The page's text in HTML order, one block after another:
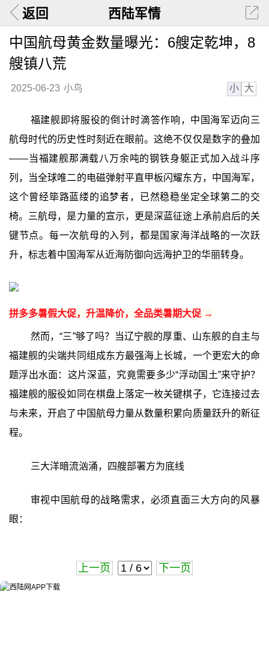
返回 西陆军情
中国航母黄金数量曝光：6艘定乾坤，8
艘镇八荒
2025-06-23 小鸟 小 大
福建舰即将服役的倒计时滴答作响，中国海军迈向三
航母时代的历史性时刻近在眼前。这绝不仅仅是数字的叠加
——当福建舰那满载八万余吨的钢铁身躯正式加入战斗序
列，当全球唯二的电磁弹射平直甲板闪耀东方，中国海军，
这个曾经筚路蓝缕的追梦者，已然稳稳坐定全球第二的交
椅。三航母，是力量的宣示，更是深蓝征途上承前启后的关
键节点。每一次航母的入列，都是国家海洋战略的一次跃
升，标志着中国海军从近海防御向远海护卫的华丽转身。
拼多多暑假大促，升温降价，全品类暑期大促 →
然而，“三”够了吗？当辽宁舰的厚重、山东舰的自主与
福建舰的尖端共同组成东方最强海上长城，一个更宏大的命
题浮出水面：这片深蓝，究竟需要多少“浮动国土”来守护？
福建舰的服役如同在棋盘上落定一枚关键棋子，它连接过去
与未来，开启了中国航母力量从数量积累向质量跃升的新征
程。
三大洋暗流汹涌，四艘部署方为底线
审视中国航母的战略需求，必须直面三大方向的风暴
眼：
上一页 下一页